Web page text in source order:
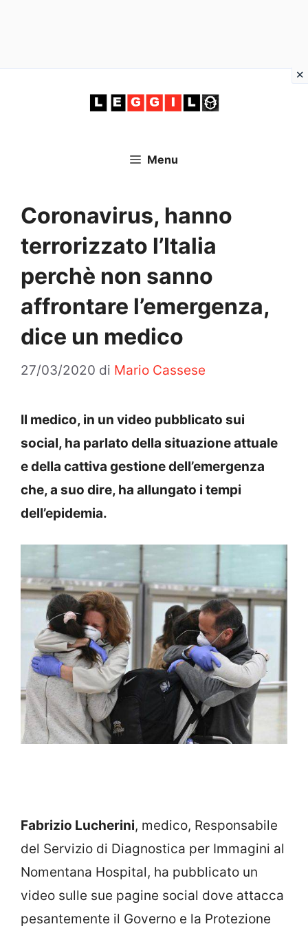
Menu
Coronavirus, hanno
terrorizzato l’Italia
perchè non sanno
affrontare l’emergenza,
dice un medico
27/03/2020 di Mario Cassese
Il medico, in un video pubblicato sui
social, ha parlato della situazione attuale
e della cattiva gestione dell’emergenza
che, a suo dire, ha allungato i tempi
dell’epidemia.
Fabrizio Lucherini, medico, Responsabile
del Servizio di Diagnostica per Immagini al
Nomentana Hospital, ha pubblicato un
video sulle sue pagine social dove attacca
pesantemente il Governo e la Protezione